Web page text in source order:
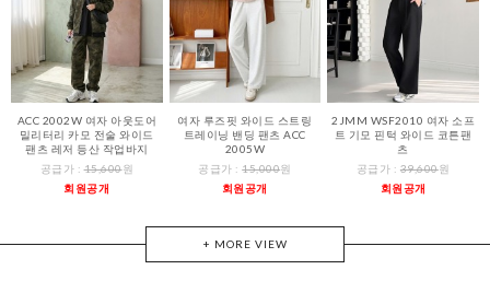
ACC 2002W 여자 아웃도어
밀리터리 카모 전술 와이드
팬츠 레저 등산 작업바지
공급가 :15,600원
회원공개
여자 루즈핏 와이드 스트링
트레이닝 밴딩 팬츠 ACC
2005W
공급가 :15,000원
회원공개
2JMM WSF2010 여자 소프
트 기모 핀턱 와이드 코튼팬
츠
공급가 : 39,600원
회원공개
+ MORE VIEW